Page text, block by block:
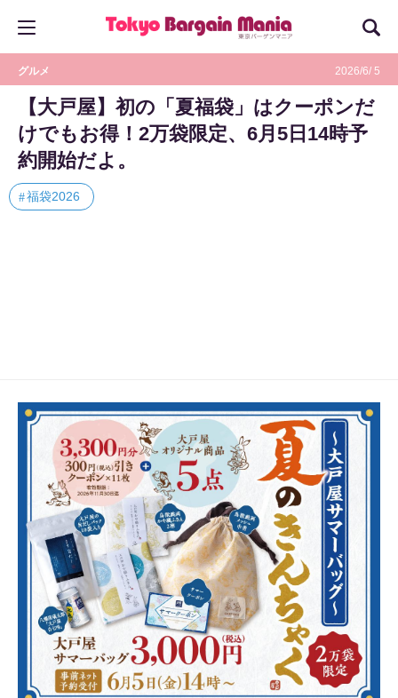
グルメ 2026/6/ 5
【大戸屋】初の「夏福袋」はクーポンだ
けでもお得！2万袋限定、6月5日14時予
約開始だよ。
福袋2026